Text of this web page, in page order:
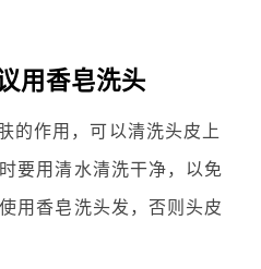
用香皂洗头
的作用，可以清洗头皮上
要用清水清洗干净，以免
用香皂洗头发，否则头皮